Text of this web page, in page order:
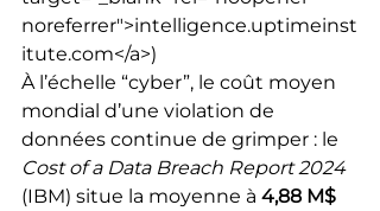
noreferrer">intelligence.uptimeinst
itute.com</a>)
À l’échelle “cyber”, le coût moyen
mondial d’une violation de
données continue de grimper : le
Cost of a Data Breach Report 2024
(IBM) situe la moyenne à 4,88 M$